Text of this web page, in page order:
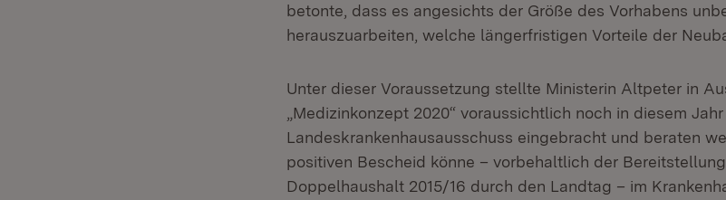
betonte, dass es angesichts der Größe des Vorhabens
herauszuarbeiten, welche längerfristigen Vorteile der
Unter dieser Voraussetzung stellte Ministerin Altpeter in
„Medizinkonzept 2020“ voraussichtlich noch in diesem
Landeskrankenhausausschuss eingebracht und beraten
positiven Bescheid könne – vorbehaltlich der
Doppelhaushalt 2015/16 durch den Landtag – im